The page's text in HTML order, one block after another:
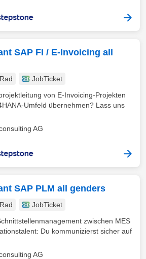
SAP FI / E-Invoicing all
JobTicket
von E-Invoicing-Projekten
Umfeld übernehmen? Lass uns
AG
SAP PLM all genders
JobTicket
zwischen MES
Du kommunizierst sicher auf
AG